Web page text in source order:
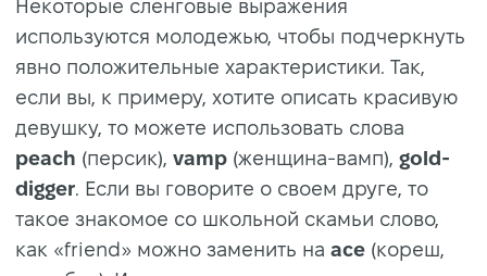
Некоторые сленговые выражения
используются молодежью, чтобы подчеркнуть
явно положительные характеристики. Так,
если вы, к примеру, хотите описать красивую
девушку, то можете использовать слова
peach (персик), vamp (женщина-вамп), gold-
digger. Если вы говорите о своем друге, то
такое знакомое со школьной скамьи слово,
как «friend» можно заменить на ace (кореш,